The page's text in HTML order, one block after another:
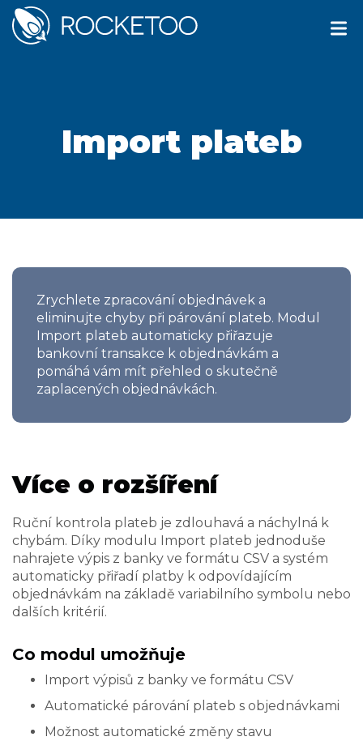
Import plateb
Zrychlete zpracování objednávek a
eliminujte chyby při párování plateb. Modul
Import plateb automaticky přiřazuje
bankovní transakce k objednávkám a
pomáhá vám mít přehled o skutečně
zaplacených objednávkách.
Více o rozšíření
Ruční kontrola plateb je zdlouhavá a náchylná k
chybám. Díky modulu Import plateb jednoduše
nahrajete výpis z banky ve formátu CSV a systém
automaticky přiřadí platby k odpovídajícím
objednávkám na základě variabilního symbolu nebo
dalších kritérií.
Co modul umožňuje
Import výpisů z banky ve formátu CSV
Automatické párování plateb s objednávkami
Možnost automatické změny stavu